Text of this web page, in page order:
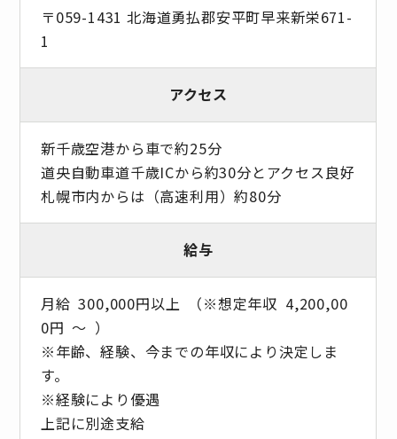
〒059-1431 北海道勇払郡安平町早来新栄671-
1
アクセス
新千歳空港から車で約25分
道央自動車道千歳ICから約30分とアクセス良好
札幌市内からは（高速利用）約80分
給与
月給 300,000円以上 （※想定年収 4,200,00
0円 ～ ）
※年齢、経験、今までの年収により決定しま
す。
※経験により優遇
上記に別途支給